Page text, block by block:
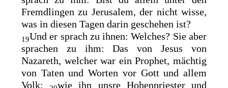
Fremdlingen zu Jerusalem, der nicht wisse,
was in diesen Tagen darin geschehen ist?
19Und er sprach zu ihnen: Welches? Sie aber
sprachen zu ihm: Das von Jesus von
Nazareth, welcher war ein Prophet, mächtig
von Taten und Worten vor Gott und allem
Volk;
wie ihn unsre Hohenpriester und